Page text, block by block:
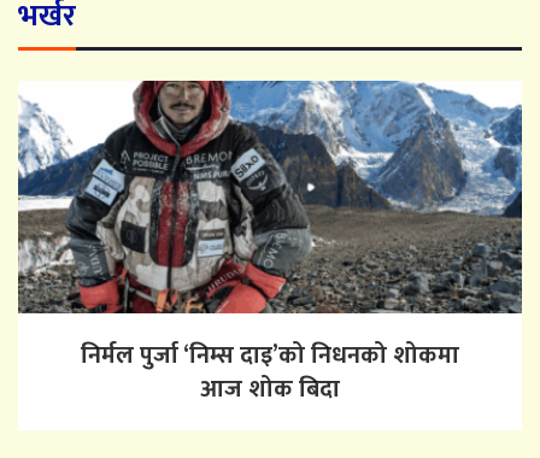
भर्खर
निर्मल पुर्जा ‘निम्स दाइ’को निधनको शोकमा
आज शोक बिदा